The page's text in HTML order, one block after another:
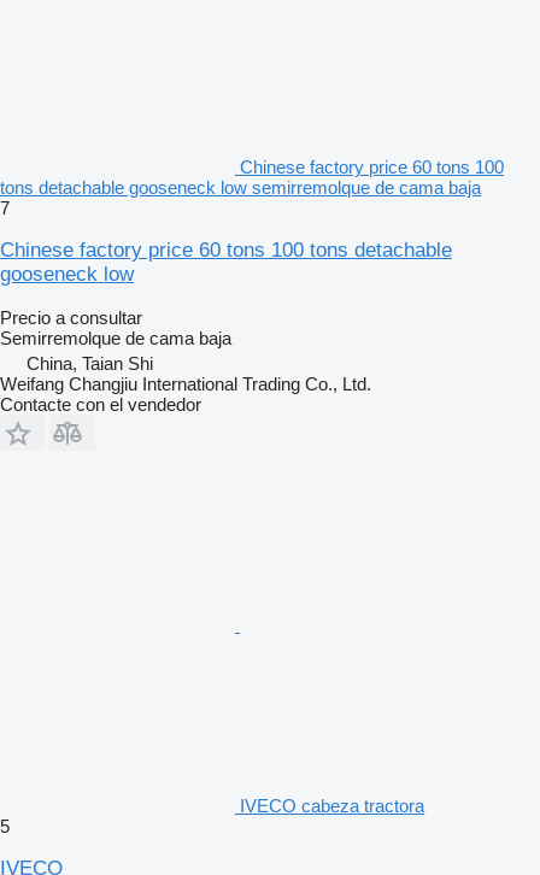
Chinese factory price 60 tons 100
tons detachable gooseneck low semirremolque de cama baja
7
Chinese factory price 60 tons 100 tons detachable
gooseneck low
Precio a consultar
Semirremolque de cama baja
China, Taian Shi
Weifang Changjiu International Trading Co., Ltd.
Contacte con el vendedor
IVECO cabeza tractora
5
IVECO